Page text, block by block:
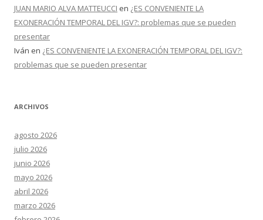
JUAN MARIO ALVA MATTEUCCI en ¿ES CONVENIENTE LA
EXONERACIÓN TEMPORAL DEL IGV?: problemas que se pueden
presentar
Iván en ¿ES CONVENIENTE LA EXONERACIÓN TEMPORAL DEL IGV?:
problemas que se pueden presentar
ARCHIVOS
agosto 2026
julio 2026
junio 2026
mayo 2026
abril 2026
marzo 2026